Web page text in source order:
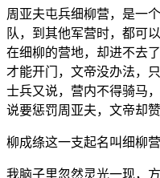
周亚夫屯兵细柳营，是一
队，到其他军营时，都可
在细柳的营地，却进不去
才能开门，文帝没办法，
士兵又说，营内不得骑马
说要惩罚周亚夫，文帝却
柳成绦这一支起名叫细柳
我脑子里忽然灵光一现，